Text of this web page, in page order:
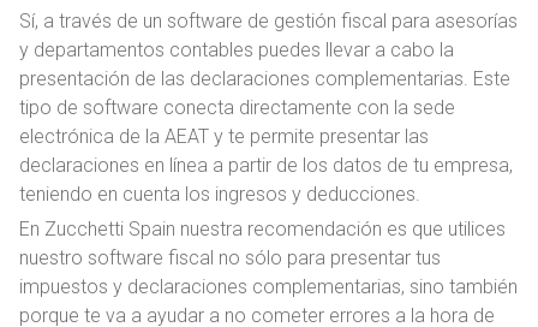
Sí, a través de un software de gestión fiscal para asesorías
y departamentos contables puedes llevar a cabo la
presentación de las declaraciones complementarias. Este
tipo de software conecta directamente con la sede
electrónica de la AEAT y te permite presentar las
declaraciones en línea a partir de los datos de tu empresa,
teniendo en cuenta los ingresos y deducciones.
En Zucchetti Spain nuestra recomendación es que utilices
nuestro software fiscal no sólo para presentar tus
impuestos y declaraciones complementarias, sino también
porque te va a ayudar a no cometer errores a la hora de